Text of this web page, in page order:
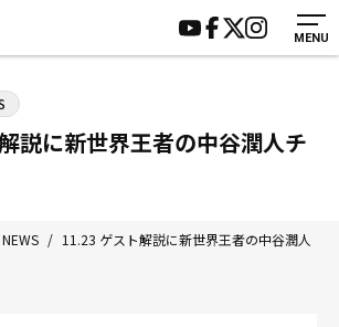
MENU
て
グ
ー各大会・キッズ
験
施設紹介
会員様の声
サポーター募集
説に新世界王者の中谷潤人チ
NEWS / 11.23 ゲスト解説に新世界王者の中谷潤人